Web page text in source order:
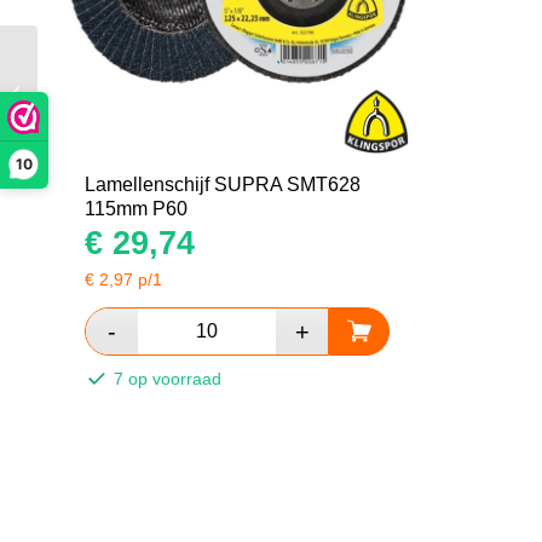
10
Lamellenschijf SUPRA SMT628
115mm P60
€ 29,74
€ 2,97 p/1
7 op voorraad
Lamellenschijf SUPRA
SMT314 125mm P80